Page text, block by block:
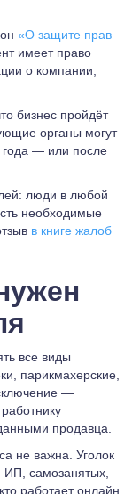
«О защите прав
имеет право
о компании,
бизнес пройдёт
органы могут
года — или после
люди в любой
необходимые
в книге жалоб
все виды
парикмахерские,
—
продавца.
не важна. Уголок
ИП, самозанятых,
работает онлайн